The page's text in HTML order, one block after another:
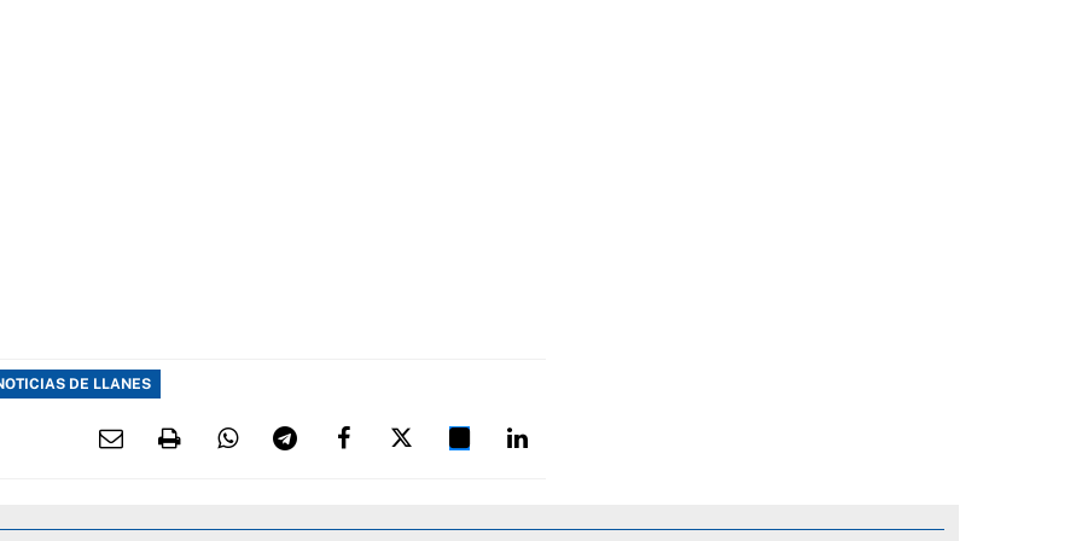
DE LLANES